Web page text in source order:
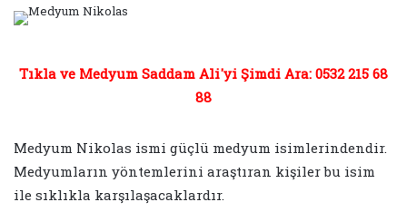
Tıkla ve Medyum Saddam Ali'yi Şimdi Ara: 0532 215 68
88
Medyum Nikolas ismi güçlü medyum isimlerindendir.
Medyumların yöntemlerini araştıran kişiler bu isim
ile sıklıkla karşılaşacaklardır.